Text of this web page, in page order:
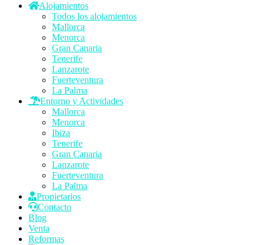
Alojamientos
Todos los alojamientos
Mallorca
Menorca
Gran Canaria
Tenerife
Lanzarote
Fuerteventura
La Palma
Entorno y Actividades
Mallorca
Menorca
Ibiza
Tenerife
Gran Canaria
Lanzarote
Fuerteventura
La Palma
Propietarios
Contacto
Blog
Venta
Reformas